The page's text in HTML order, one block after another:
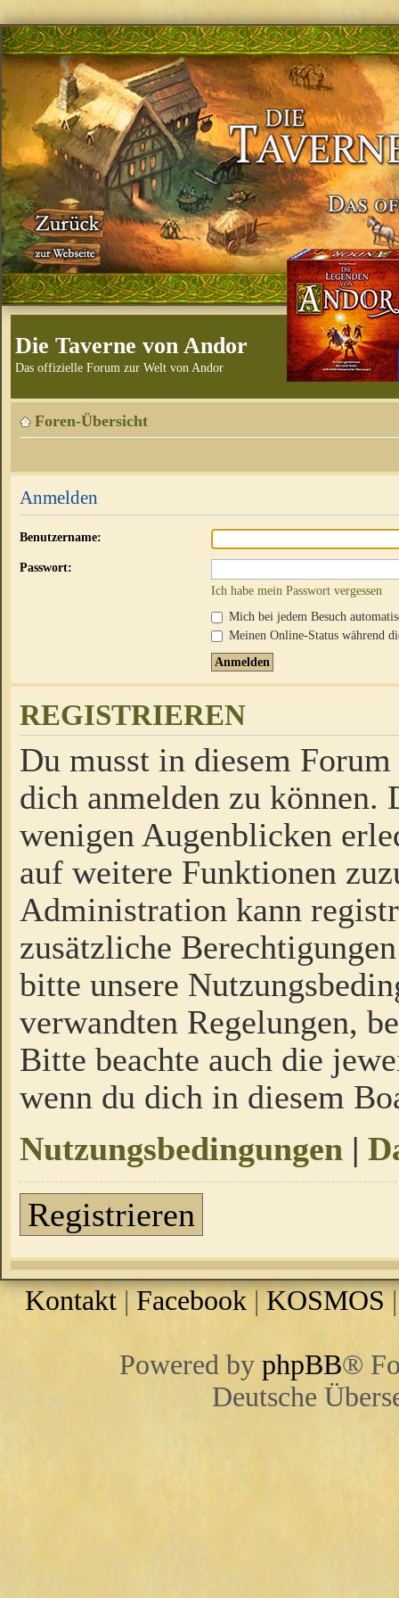
Die Taverne von Andor
Das offizielle Forum zur Welt von Andor
Foren-Übersicht
Anmelden
Benutzername:
Passwort:
Ich habe mein Passwort vergessen
Mich bei jedem Besuch
Meinen Online-Status während
REGISTRIEREN
Du musst in diesem
dich anmelden zu
wenigen Augenblicken
auf weitere Funktionen
Administration kann
zusätzliche
bitte unsere
verwandten Regelungen,
Bitte beachte auch die
wenn du dich in diesem
Nutzungsbedingungen |
Registrieren
Kontakt | Facebook |KOSMOS
Powered by phpBB®
Deutsche